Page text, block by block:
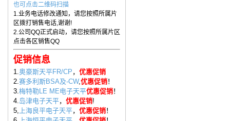
也可点击二维码扫描
1.业务电话修改通知，请您按照所属片
区拨打销售电话,谢谢!
2.公司QQ正式启动，请您按照所属片区
点击各区销售QQ
促销信息
1. 奥豪斯天平FR/CP ， 优惠促销
2. 赛多利斯BSA及-CW, 优惠促销！
3. 梅特勒LE ME电子天平优惠促销！
4. 岛津电子天平， 优惠促销!
5,
上海良平电子天平， 优惠促销！